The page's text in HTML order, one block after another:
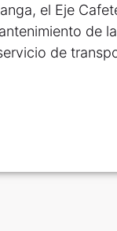
el Eje
de
de